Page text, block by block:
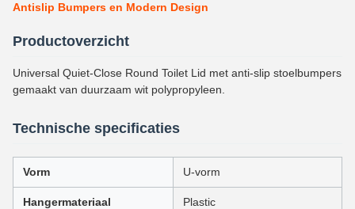
Antislip Bumpers en Modern Design
Productoverzicht
Universal Quiet-Close Round Toilet Lid met anti-slip stoelbumpers
gemaakt van duurzaam wit polypropyleen.
Technische specificaties
Vorm U-vorm
Hangermateriaal Plastic